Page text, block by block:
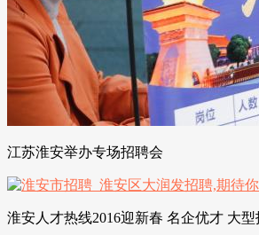
江苏淮安举办专场招聘会
淮安人才热线2016迎新春 名企优才 大型